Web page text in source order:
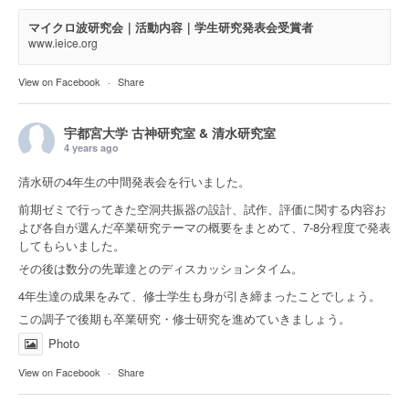
マイクロ波研究会｜活動内容｜学生研究発表会受賞者
www.ieice.org
View on Facebook · Share
宇都宮大学 古神研究室 & 清水研究室
4 years ago
清水研の4年生の中間発表会を行いました。
前期ゼミで行ってきた空洞共振器の設計、試作、評価に関する内容お
よび各自が選んだ卒業研究テーマの概要をまとめて、7-8分程度で発表
してもらいました。
その後は数分の先輩達とのディスカッションタイム。
4年生達の成果をみて、修士学生も身が引き締まったことでしょう。
この調子で後期も卒業研究・修士研究を進めていきましょう。
Photo
View on Facebook · Share